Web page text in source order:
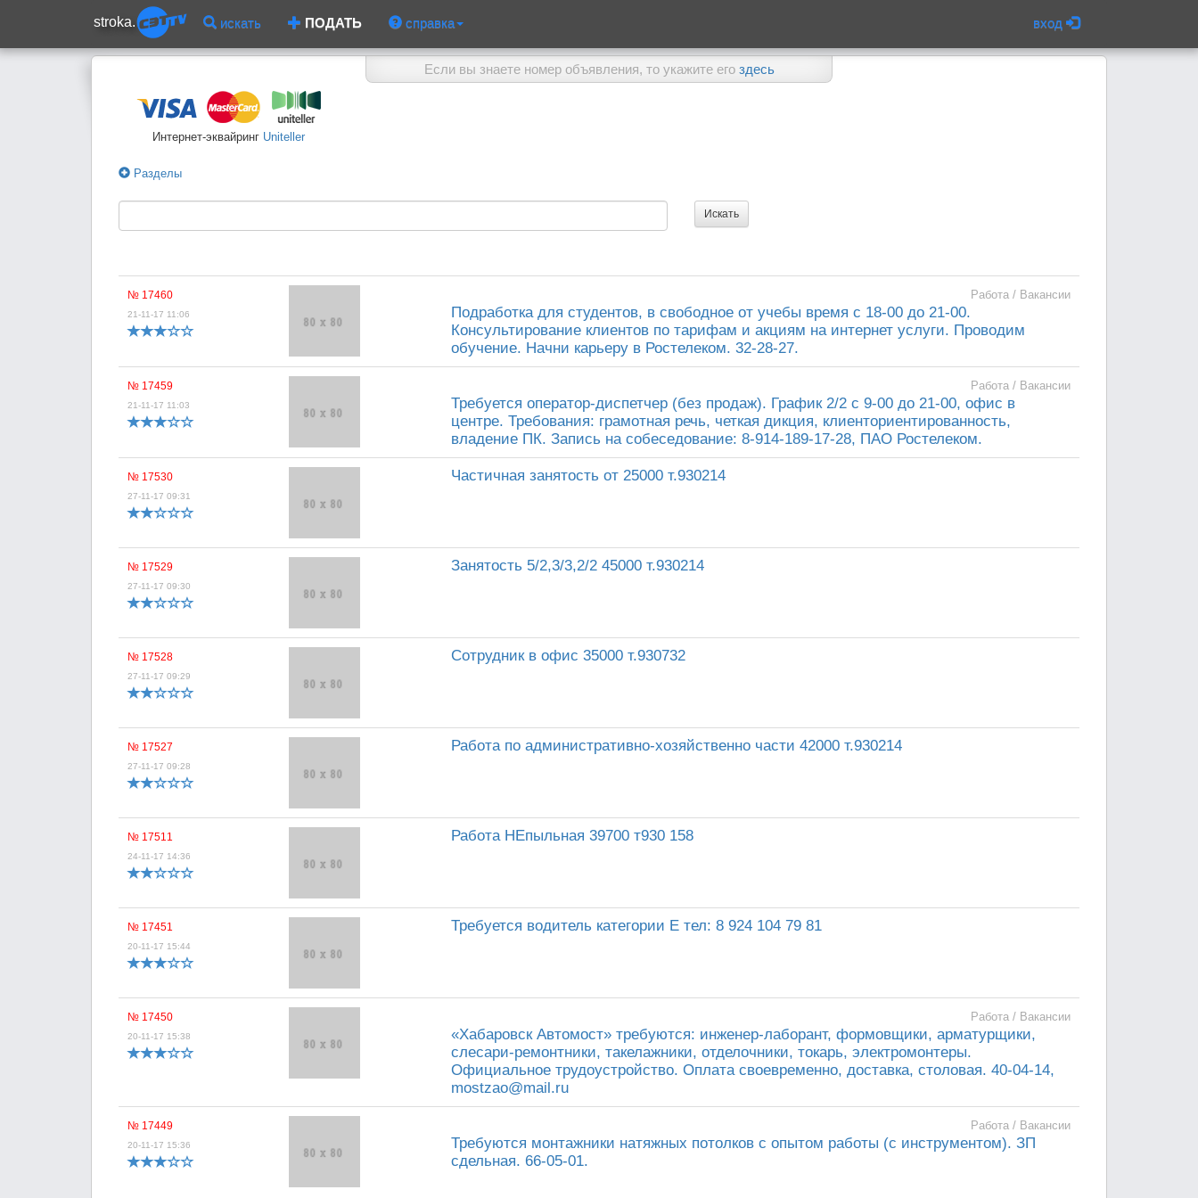
stroka. искать ПОДАТЬ справка вход
Если вы знаете номер объявления, то укажите его здесь
Интернет-эквайринг Uniteller
Разделы
№ 17460
21-11-17 11:06
Работа / Вакансии
Подработка для студентов, в свободное от учебы время с 18-00 до 21-00.
Консультирование клиентов по тарифам и акциям на интернет услуги. Проводим
обучение. Начни карьеру в Ростелеком. 32-28-27.
№ 17459
21-11-17 11:03
Работа / Вакансии
Требуется оператор-диспетчер (без продаж). График 2/2 с 9-00 до 21-00, офис в
центре. Требования: грамотная речь, четкая дикция, клиенториентированность,
владение ПК. Запись на собеседование: 8-914-189-17-28, ПАО Ростелеком.
№ 17530
27-11-17 09:31
Частичная занятость от 25000 т.930214
№ 17529
27-11-17 09:30
Занятость 5/2,3/3,2/2 45000 т.930214
№ 17528
27-11-17 09:29
Сотрудник в офис 35000 т.930732
№ 17527
27-11-17 09:28
Работа по административно-хозяйственно части 42000 т.930214
№ 17511
24-11-17 14:36
Работа НЕпыльная 39700 т930 158
№ 17451
20-11-17 15:44
Требуется водитель категории Е тел: 8 924 104 79 81
№ 17450
20-11-17 15:38
Работа / Вакансии
«Хабаровск Автомост» требуются: инженер-лаборант, формовщики, арматурщики,
слесари-ремонтники, такелажники, отделочники, токарь, электромонтеры.
Официальное трудоустройство. Оплата своевременно, доставка, столовая. 40-04-14,
mostzao@mail.ru
№ 17449
20-11-17 15:36
Работа / Вакансии
Требуются монтажники натяжных потолков с опытом работы (с инструментом). ЗП
сдельная. 66-05-01.